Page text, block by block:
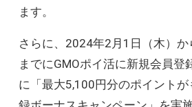
ます。
さらに、2024年2月1日（木）か
までにGMOポイ活に新規会員登
に「最大5,100円分のポイント